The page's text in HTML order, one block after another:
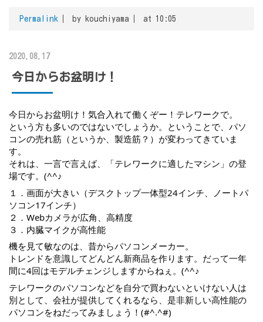
Permalink by kouchiyama at 10:05
2020.08.17
今日からお盆明け！
今日からお盆明け！気合入れて働くぞー！テレワークで。
という方も多いのではないでしょうか。ということで、パソ
コンの売れ筋（というか、製造筋？）が変わってきていま
す。
それは、一言で言えば、「テレワークに適したマシン」の登
場です。(^^♪
１．画面が大きい（デスクトップ一体型24インチ、ノートパ
ソコン17インチ）
２．Webカメラが広角、高精度
３．内臓マイクが高性能
機を見て敏なのは、昔からパソコンメーカー。
トレンドを意識してどんどん新商品を作ります。だって一年
間に4回はモデルチェンジしますからねぇ。(^^♪
テレワークのパソコンなどを自分で買わないといけない人は
別として、会社が提供してくれるなら、是非新しい高性能の
パソコンをねだってみましょう！(#^.^#)